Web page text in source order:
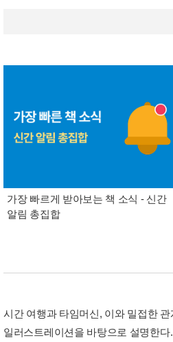
가장 빠르게 받아보는 책 소식 - 신간
알림 총집합
시간 여행과 타임머신, 이와 밀접한
일러스트레이션을 바탕으로 설명한